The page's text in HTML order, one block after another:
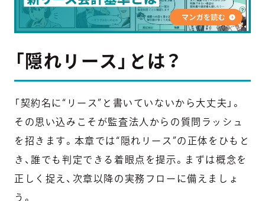
「隠れリース」とは？
「契約名に“リース”と書いていないから大丈夫」。
その思い込みこそが監査法人からの質問ラッシュ
を招きます。本章では“隠れリース”の正体をひもと
き、誰でも判定できる着眼点を提示。まずは概念を
正しく捉え、次章以降の実務フローに備えましょ
う。